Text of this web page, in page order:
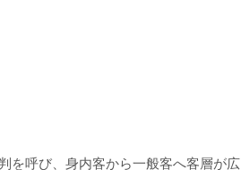
を呼び、身内客から一般客へ客層が広